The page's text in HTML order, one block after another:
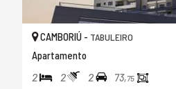
CAMBORIÚ - TABULEIRO
Apartamento
2 2 2 73,75